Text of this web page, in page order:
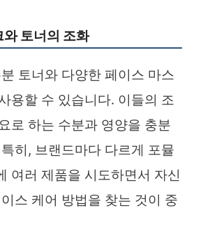
토너의 조화
토너와 다양한 페이스 마스
용할 수 있습니다. 이들의 조
로 하는 수분과 영양을 충분
히, 브랜드마다 다르게 포뮬
여러 제품을 시도하면서 자신
스 케어 방법을 찾는 것이 중